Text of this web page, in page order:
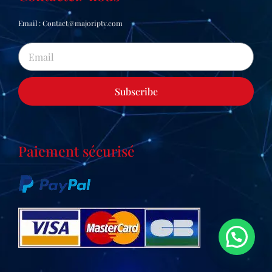
Email : Contact@majoriptv.com
Email
Subscribe
Paiement sécurisé